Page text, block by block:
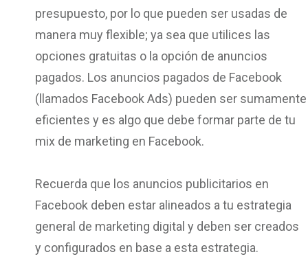
presupuesto, por lo que pueden ser usadas de
manera muy flexible; ya sea que utilices las
opciones gratuitas o la opción de anuncios
pagados. Los anuncios pagados de Facebook
(llamados Facebook Ads) pueden ser sumamente
eficientes y es algo que debe formar parte de tu
mix de marketing en Facebook.
Recuerda que los anuncios publicitarios en
Facebook deben estar alineados a tu estrategia
general de marketing digital y deben ser creados
y configurados en base a esta estrategia.